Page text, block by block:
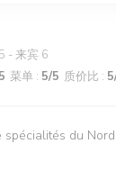
- 来宾 6
菜单 : 5/5 质价比 : 5
spécialités du